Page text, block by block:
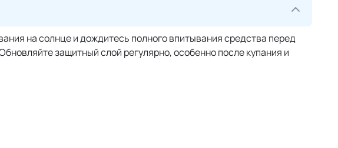
на солнце и дождитесь полного впитывания средства перед
защитный слой регулярно, особенно после купания и